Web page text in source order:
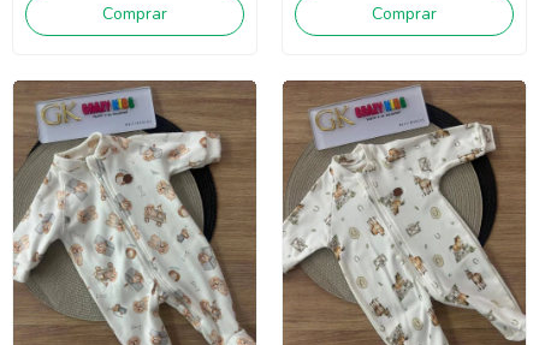
Comprar Comprar